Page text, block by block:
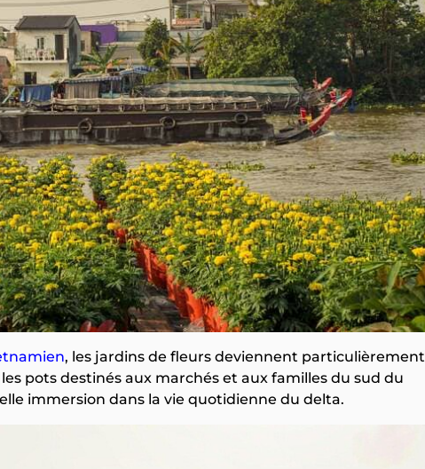
, les jardins de fleurs deviennent particulièrement
pots destinés aux marchés et aux familles du sud du
immersion dans la vie quotidienne du delta.